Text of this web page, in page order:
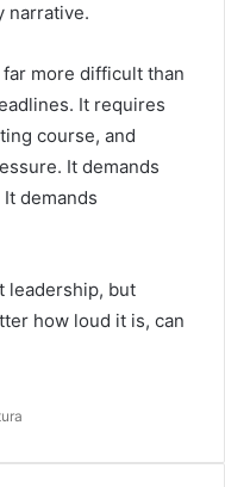
narrative.
more difficult than
It requires
course, and
It demands
demands
leadership, but
how loud it is, can